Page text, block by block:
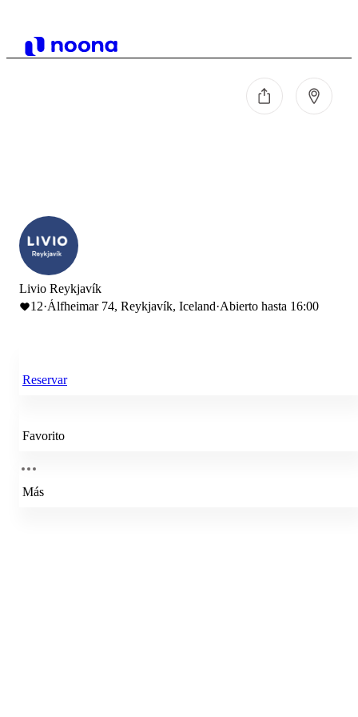
Livio Reykjavík
12·Álfheimar 74, Reykjavík, Iceland·Abierto hasta 16:00
Reservar
Favorito
Más